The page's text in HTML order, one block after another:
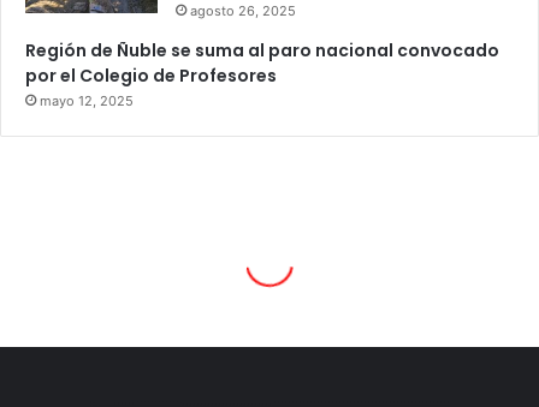
agosto 26, 2025
Región de Ñuble se suma al paro nacional convocado
por el Colegio de Profesores
mayo 12, 2025